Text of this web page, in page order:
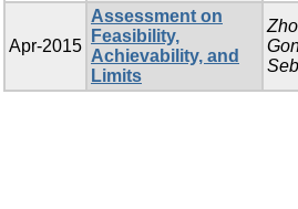
Apr-2015
Assessment on
Feasibility,
Achievability, and
Limits